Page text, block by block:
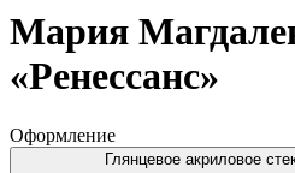
Мария
«Ренессанс»
Оформление
Глянцевое акриловое